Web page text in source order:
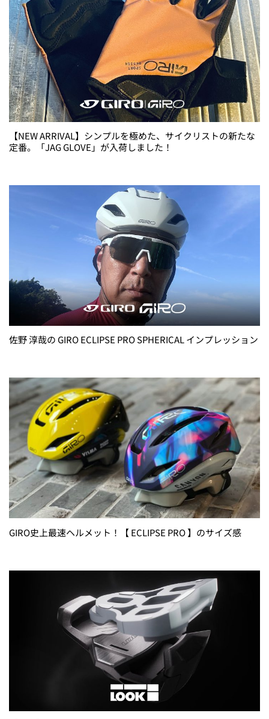
【NEW ARRIVAL】シンプルを極めた、サイクリストの新たな
定番。「JAG GLOVE」が入荷しました！
佐野 淳哉の GIRO ECLIPSE PRO SPHERICAL インプレッション
GIRO史上最速ヘルメット！【 ECLIPSE PRO 】のサイズ感